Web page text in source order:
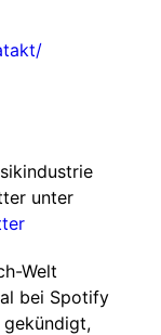
unter
Welt
bei Spotify